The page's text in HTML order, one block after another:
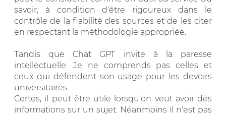
savoir, à condition d'être rigoureux dans le
contrôle de la fiabilité des sources et de les citer
en respectant la méthodologie appropriée.
Tandis que Chat GPT invite à la paresse
intellectuelle. Je ne comprends pas celles et
ceux qui défendent son usage pour les devoirs
universitaires.
Certes, il peut être utile lorsqu'on veut avoir des
informations sur un sujet. Néanmoins il n'est pas